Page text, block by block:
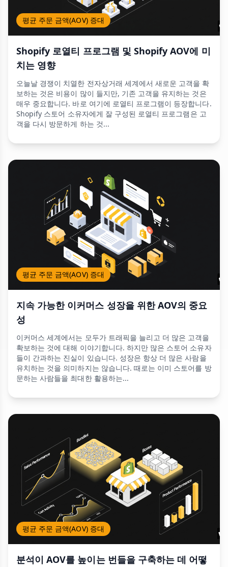
평균 주문 금액(AOV) 증대
Shopify 로열티 프로그램 및 Shopify AOV에 미
치는 영향
오늘날 경쟁이 치열한 전자상거래 세계에서 새로운 고객을 확
보하는 것은 비용이 많이 들지만, 기존 고객을 유지하는 것은
매우 중요합니다. 바로 여기에 로열티 프로그램이 등장합니다.
Shopify 스토어 소유자에게 잘 구성된 로열티 프로그램은 고
객을 다시 방문하게 하는 것...
평균 주문 금액(AOV) 증대
지속 가능한 이커머스 성장을 위한 AOV의 중요
성
이커머스 세계에서는 모두가 트래픽을 늘리고 더 많은 고객을
확보하는 것에 대해 이야기합니다. 하지만 많은 스토어 소유자
들이 간과하는 진실이 있습니다. 성장은 항상 더 많은 사람을
유치하는 것을 의미하지는 않습니다. 때로는 이미 스토어를 방
문하는 사람들을 최대한 활용하는...
평균 주문 금액(AOV) 증대
분석이 AOV를 높이는 번들을 구축하는 데 어떻